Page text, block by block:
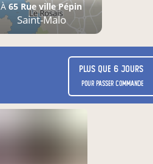
À65 Rue ville Pépin
Saint-Malo
Plus que 6 jours
pour passer commande